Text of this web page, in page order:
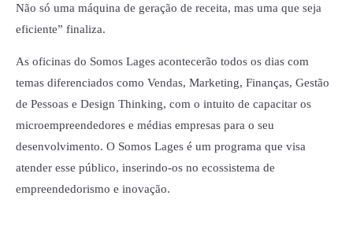
Não só uma máquina de geração de receita, mas uma que seja
eficiente” finaliza.
As oficinas do Somos Lages acontecerão todos os dias com
temas diferenciados como Vendas, Marketing, Finanças, Gestão
de Pessoas e Design Thinking, com o intuito de capacitar os
microempreendedores e médias empresas para o seu
desenvolvimento. O Somos Lages é um programa que visa
atender esse público, inserindo-os no ecossistema de
empreendedorismo e inovação.